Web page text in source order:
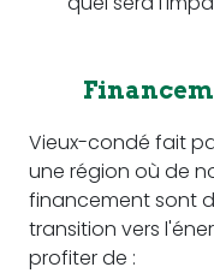
Vieux-condé fait
une région où de
financement sont
transition vers
profiter de :